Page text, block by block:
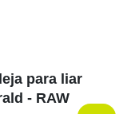
para liar
- RAW